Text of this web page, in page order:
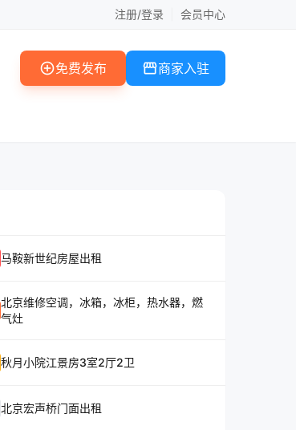
注册/登录 会员中心
add_circle免费发布 storefront商家入驻
马鞍新世纪房屋出租
北京维修空调，冰箱，冰柜，热水器，燃
气灶
秋月小院江景房3室2厅2卫
北京宏声桥门面出租